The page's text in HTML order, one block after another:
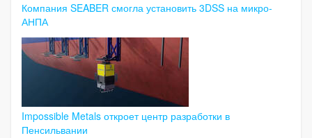
Компания SEABER смогла установить 3DSS на микро-
АНПА
Impossible Metals откроет центр разработки в
Пенсильвании